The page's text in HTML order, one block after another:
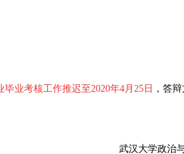
业考核工作推迟至2020年4月25日 ，答
武汉大学政治